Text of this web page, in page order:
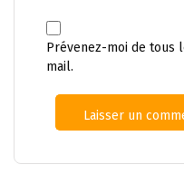
Prévenez-moi de tous
mail.